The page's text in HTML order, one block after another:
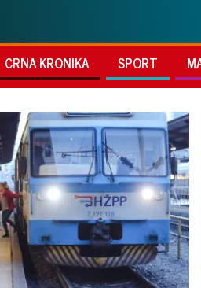
CRNA KRONIKA SPORT